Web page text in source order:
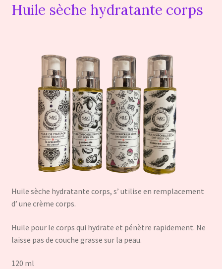
Huile sèche hydratante corps
Huile sèche hydratante corps, s’ utilise en remplacement
d’ une crème corps.
Huile pour le corps qui hydrate et pénètre rapidement. Ne
laisse pas de couche grasse sur la peau.
120 ml